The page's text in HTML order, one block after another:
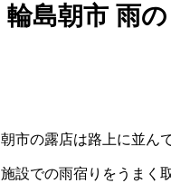
輪島朝市 雨
朝市の露店は路上に並ん
施設での雨宿りをうまく